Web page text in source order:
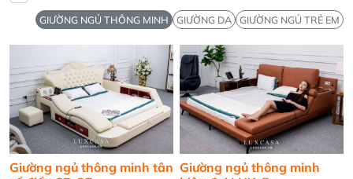
GIƯỜNG NGỦ THÔNG MINH GIƯỜNG DA GIƯỜNG NGỦ TRẺ EM
Giường ngủ thông minh tân Giường ngủ thông minh